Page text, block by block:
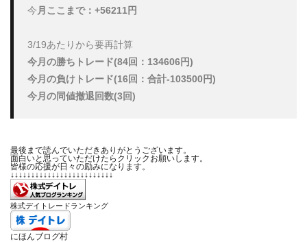
今 月ここまで：+56211円
今月の勝ちトレード(84回：134606円)
今月の負けトレード(16回：合計-103500円)
今月の同値撤退回数(3回)
最後まで読んでいただきありがとうございます。
面白いと思っていただけたらクリックお願いします。
皆様の応援が日々の励みになります。
↓↓↓↓↓↓↓↓↓↓↓↓↓↓↓↓↓↓↓↓↓↓↓↓↓
株式デイトレードランキング
にほんブログ村